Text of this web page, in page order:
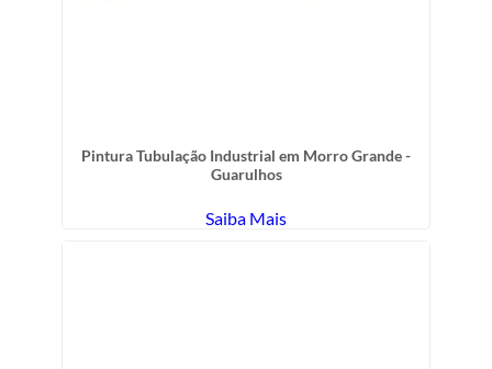
Pintura Tubulação Industrial em Morro Grande -
Guarulhos
Saiba Mais